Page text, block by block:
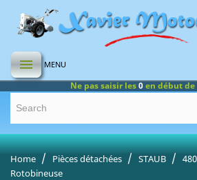
 MENU
Ne pas saisir les0en début de
Home Pièces détachées STAUB
Rotobineuse